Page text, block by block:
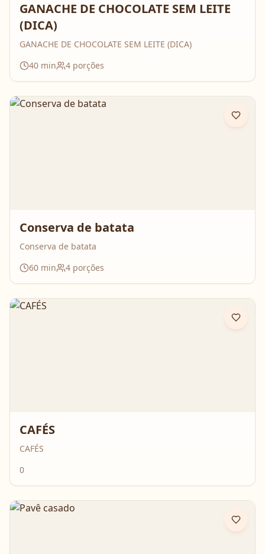
GANACHE DE CHOCOLATE SEM LEITE
(DICA)
GANACHE DE CHOCOLATE SEM LEITE (DICA)
40 min 4 porções
Conserva de batata
Conserva de batata
60 min 4 porções
CAFÉS
CAFÉS
0